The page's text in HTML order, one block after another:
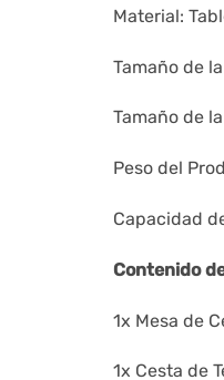
Material:
Tamaño de
Tamaño de
Peso del
Capacidad
Contenido
1x Mesa de
1x Cesta de